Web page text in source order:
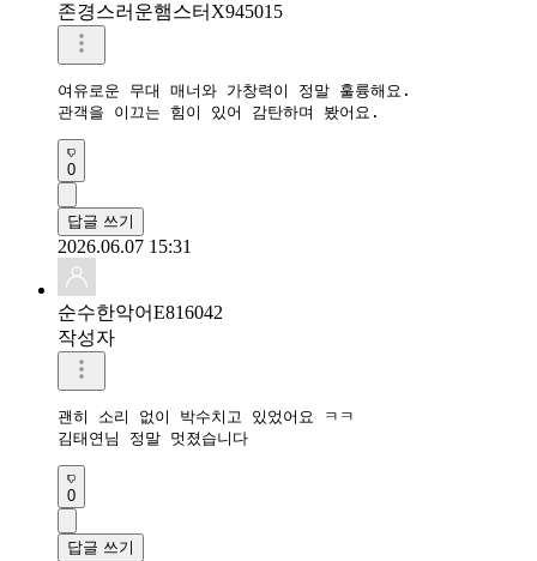
존경스러운햄스터X945015
여유로운 무대 매너와 가창력이 정말 훌륭해요.
관객을 이끄는 힘이 있어 감탄하며 봤어요.
0
답글 쓰기
2026.06.07 15:31
순수한악어E816042
작성자
괜히 소리 없이 박수치고 있었어요 ㅋㅋ
김태연님 정말 멋졌습니다
0
답글 쓰기